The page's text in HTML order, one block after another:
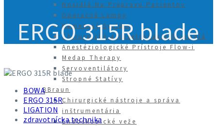
Nosidlá Na Prepravu Pacientov
Operačné Lampy
Kamerový Systém
Chirurgické a Vyšetrovacie Svietidlá
Anestéziologické Prístroje Flow-i
Medap Therapy
Servoventilátory
Stropné Statívy
BBraun
Chirurgické nástroje a správa
inštrumentária
Endoskopické veže
ERGO 315R blade
ERGO 315R blade
BOWA
ERGO 315R
LIGATION
zdravotnícka technika